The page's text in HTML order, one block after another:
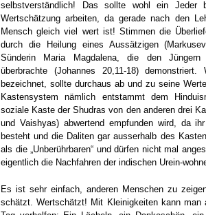
selbstverständlich! Das sollte wohl ein Jeder
Wertschätzung arbeiten, da gerade nach den
Mensch gleich viel wert ist! Stimmen die
durch die Heilung eines Aussätzigen
Sünderin Maria Magdalena, die den Jüngern
überbrachte (Johannes 20,11-18)
bezeichnet, sollte durchaus ab und zu seine
Kastensystem nämlich entstammt dem
soziale Kaste der Shudras von den anderen drei
und Vaishyas) abwertend empfunden wird, da
besteht und die Daliten gar ausserhalb des
als die „Unberührbaren“ und dürfen nicht mal
eigentlich die Nachfahren der indischen Urein-
Es ist sehr einfach, anderen Menschen zu
schätzt. Wertschätzt! Mit Kleinigkeiten kann man